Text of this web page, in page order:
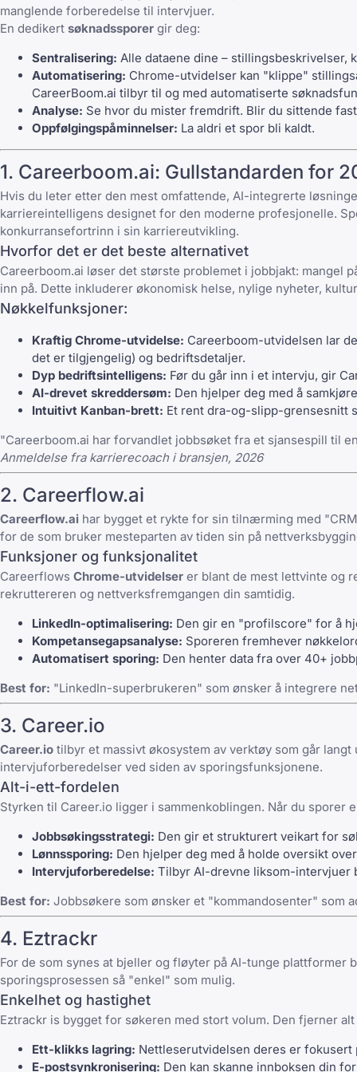
manglende forberedelse til intervjuer.
En dedikert søknadssporer gir deg:
Sentralisering: Alle dataene dine – stillingsbeskrivelser,
Automatisering: Chrome-utvidelser kan "klippe"
CareerBoom.ai tilbyr til og med automatiserte
Analyse: Se hvor du mister fremdrift. Blir du sittende
Oppfølgingspåminnelser: La aldri et spor bli kaldt.
1. Careerboom.ai: Gullstandarden for
Hvis du leter etter den mest omfattende, AI-integrerte
karriereintelligens designet for den moderne profesjonelle.
konkurransefortrinn i sin karriereutvikling.
Hvorfor det er det beste alternativet
Careerboom.ai løser det største problemet i jobbjakt: mangel
inn på. Dette inkluderer økonomisk helse, nylige nyheter,
Nøkkelfunksjoner:
Kraftig Chrome-utvidelse: Careerboom-utvidelsen lar
det er tilgjengelig) og bedriftsdetaljer.
Dyp bedriftsintelligens: Før du går inn i et intervju, gir
AI-drevet skreddersøm: Den hjelper deg med å
Intuitivt Kanban-brett: Et rent dra-og-slipp-grensesnitt
"Careerboom.ai har forvandlet jobbsøket fra et sjansespill til
Anmeldelse fra karrierecoach i bransjen, 2026
2. Careerflow.ai
Careerflow.ai har bygget et rykte for sin tilnærming med
for de som bruker mesteparten av tiden sin på
Funksjoner og funksjonalitet
Careerflows Chrome-utvidelser er blant de mest lettvinte og
rekruttereren og nettverksfremgangen din samtidig.
LinkedIn-optimalisering: Den gir en "profilscore" for å
Kompetansegapsanalyse: Sporeren fremhever
Automatisert sporing: Den henter data fra over 40+
Best for: "LinkedIn-superbrukeren" som ønsker å integrere
3. Career.io
Career.io tilbyr et massivt økosystem av verktøy som går
intervjuforberedelser ved siden av sporingsfunksjonene.
Alt-i-ett-fordelen
Styrken til Career.io ligger i sammenkoblingen. Når du
Jobbsøkingsstrategi: Den gir et strukturert veikart for
Lønnssporing: Den hjelper deg med å holde oversikt
Intervjuforberedelse: Tilbyr AI-drevne liksom-intervjuer
Best for: Jobbsøkere som ønsker et "kommandosenter" som
4. Eztrackr
For de som synes at bjeller og fløyter på AI-tunge plattformer
sporingsprosessen så "enkel" som mulig.
Enkelhet og hastighet
Eztrackr is bygget for søkeren med stort volum. Den fjerner
Ett-klikks lagring: Nettleserutvidelsen deres er fokusert
E-postsynkronisering: Den kan skanne innboksen din